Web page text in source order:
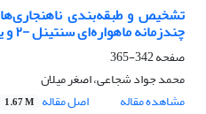
تشخیص و طبقه‌بندی
چندزمانه ماهواره‌ای سنتینل -۲ و یادگیری ماشین سبک
صفحه342-365
محمد جواد شجاعی، اصغر میلان
مشاهده مقاله
اصل مقاله 1.67 M